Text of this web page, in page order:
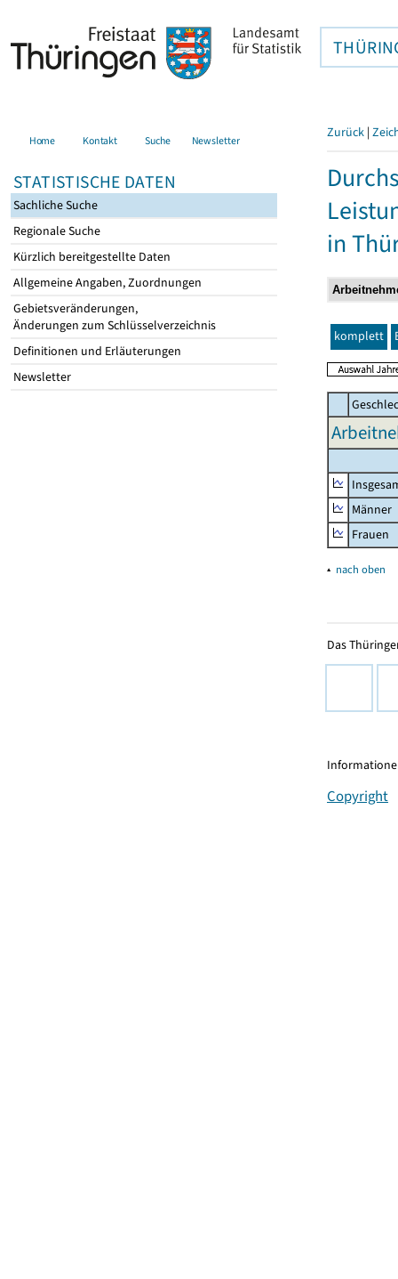
Home Kontakt Suche Newsletter
STATISTISCHE DATEN
Sachliche Suche
Regionale Suche
Kürzlich bereitgestellte Daten
Allgemeine Angaben, Zuordnungen
Gebietsveränderungen,
Änderungen zum Schlüsselverzeichnis
Definitionen und Erläuterungen
Newsletter
Zurück |
in
komplett
Männer
Frauen
▴ nach oben
Das
Copyright